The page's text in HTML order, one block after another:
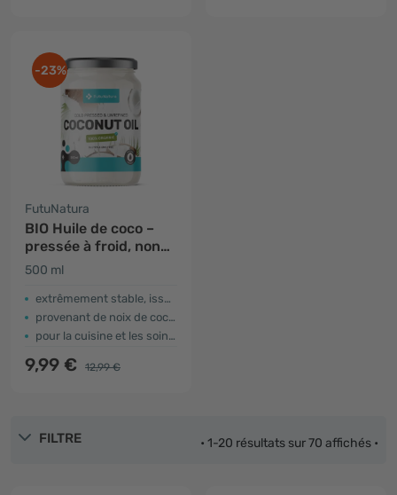
-23%
FutuNatura
BIO Huile de coco –
pressée à froid, non
raffinée
500 ml
extrêmement stable, issue de noix de coco fraîches
provenant de noix de coco fraîches
pour la cuisine et les soins de la peau
9,99 € 12,99 €
FILTRE • 1-20 résultats sur 70 affichés •